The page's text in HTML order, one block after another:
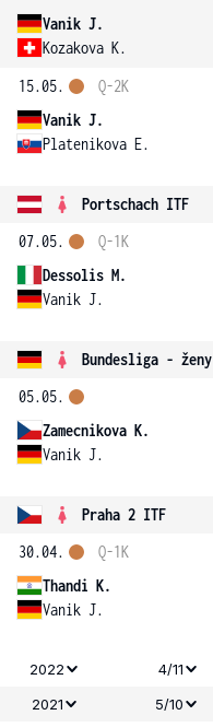
Vanik J.
Kozakova K.
15.05.
Vanik J.
Platenikova E.
Q-2K
Portschach ITF
07.05.
Dessolis M.
Vanik J.
Q-1K
Bundesliga - ženy
05.05.
Zamecnikova K.
Vanik J.
Praha 2 ITF
30.04.
Thandi K.
Vanik J.
Q-1K
2022 4/11
2021 5/10